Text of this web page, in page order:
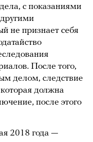
с показаниями
не признает себя
После того,
делом, следствие
должна
после этого
2018 года —